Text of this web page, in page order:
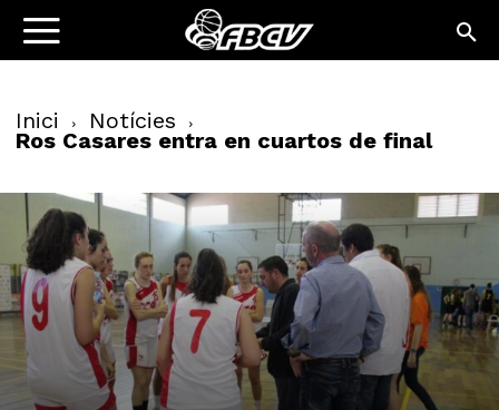
Inici Notícies
Ros Casares entra en cuartos de final